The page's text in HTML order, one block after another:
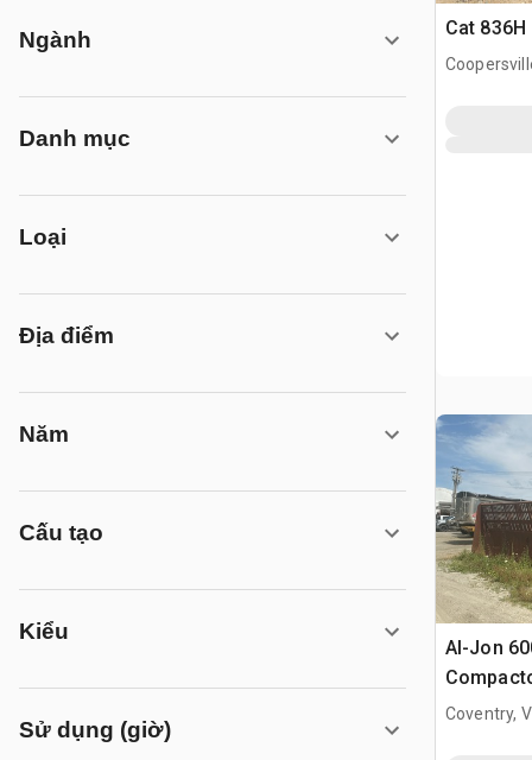
Ngành
Danh mục
Loại
Địa điểm
Năm
Cấu tạo
Kiểu
Sử dụng (giờ)
Cat
Al-Jon
Coventry,